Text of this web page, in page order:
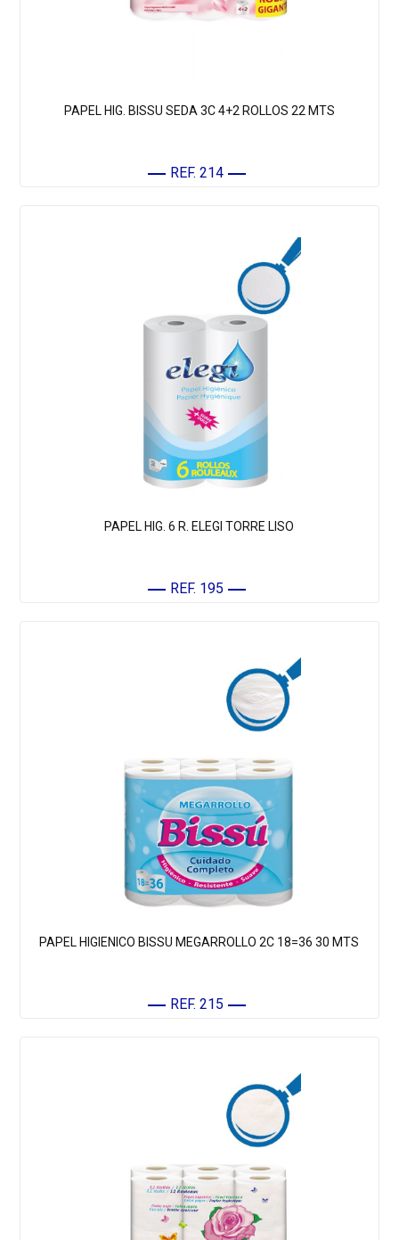
PAPEL HIG. BISSU SEDA 3C 4+2 ROLLOS 22 MTS
REF. 214
PAPEL HIG. 6 R. ELEGI TORRE LISO
REF. 195
PAPEL HIGIENICO BISSU MEGARROLLO 2C 18=36 30 MTS
REF. 215